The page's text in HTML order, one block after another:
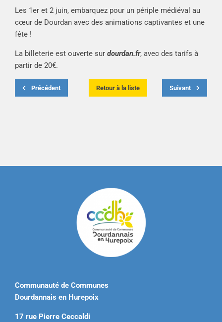
Les 1er et 2 juin, embarquez pour un périple médiéval au
cœur de Dourdan avec des animations captivantes et une
fête !
La billeterie est ouverte sur dourdan.fr, avec des tarifs à
partir de 20€.
Précédent Retour à la liste Suivant
Communauté de Communes
Dourdannais en Hurepoix
17 rue Pierre Ceccaldi